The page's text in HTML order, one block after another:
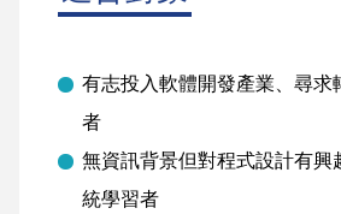
有志投入軟體開發產業、尋求
者
無資訊背景但對程式設計有興
統學習者